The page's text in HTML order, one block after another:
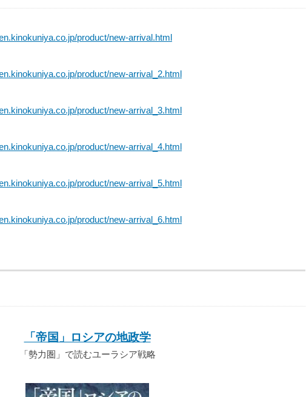
product/new-arrival.html
product/new-arrival_2.html
product/new-arrival_3.html
product/new-arrival_4.html
product/new-arrival_5.html
product/new-arrival_6.html
「帝国」ロシアの地政学
「勢力圏」で読むユーラシア戦略